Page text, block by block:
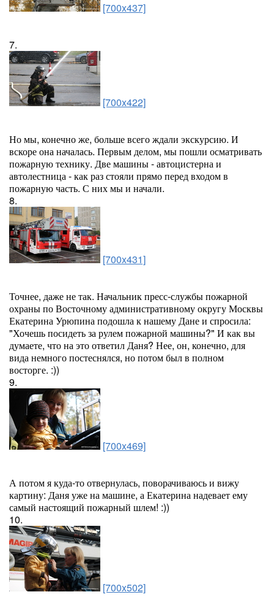
[700x437]
7.
[700x422]
Но мы, конечно же, больше всего ждали экскурсию. И
вскоре она началась. Первым делом, мы пошли осматривать
пожарную технику. Две машины - автоцистерна и
автолестница - как раз стояли прямо перед входом в
пожарную часть. С них мы и начали.
8.
[700x431]
Точнее, даже не так. Начальник пресс-службы пожарной
охраны по Восточному административному округу Москвы
Екатерина Урюпина подошла к нашему Дане и спросила:
"Хочешь посидеть за рулем пожарной машины?" И как вы
думаете, что на это ответил Даня? Нее, он, конечно, для
вида немного постеснялся, но потом был в полном
восторге. :))
9.
[700x469]
А потом я куда-то отвернулась, поворачиваюсь и вижу
картину: Даня уже на машине, а Екатерина надевает ему
самый настоящий пожарный шлем! :))
10.
[700x502]